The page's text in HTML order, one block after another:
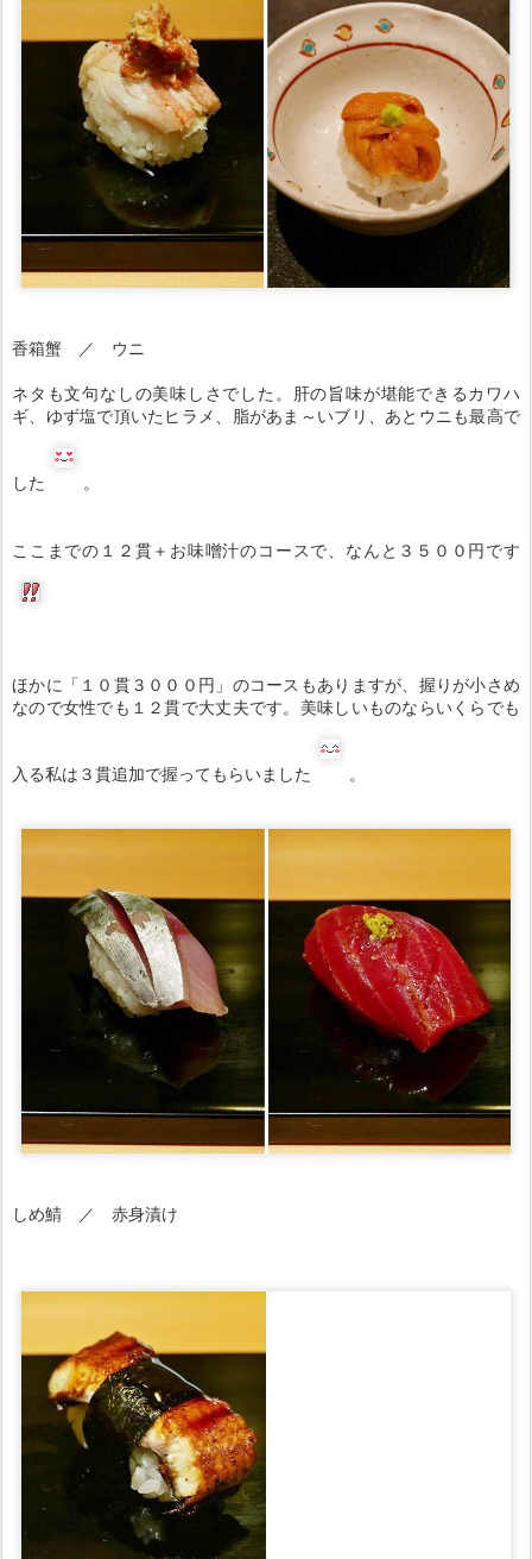
香箱蟹 ／ ウニ
ネタも文句なしの美味しさでした。肝の旨味が堪能できるカワハ
ギ、ゆず塩で頂いたヒラメ、脂があま～いブリ、あとウニも最高で
した 。
ここまでの１２貫＋お味噌汁のコースで、なんと３５００円です
ほかに「１０貫３０００円」のコースもありますが、握りが小さめ
なので女性でも１２貫で大丈夫です。美味しいものならいくらでも
入る私は３貫追加で握ってもらいました 。
しめ鯖 ／ 赤身漬け